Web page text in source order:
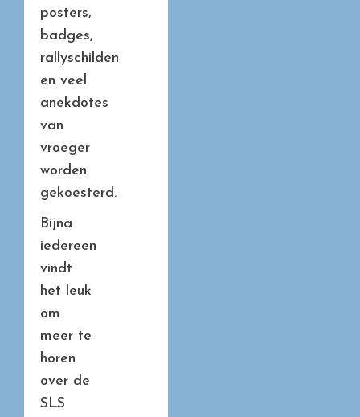
posters,
badges,
rallyschilden
en veel
anekdotes
van
vroeger
worden
gekoesterd.
Bijna
iedereen
vindt
het leuk
om
meer te
horen
over de
SLS